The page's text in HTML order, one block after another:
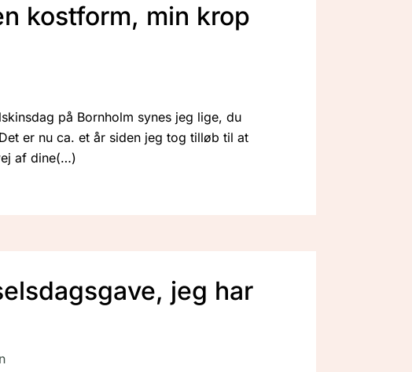
kostform, min krop
på Bornholm synes jeg lige, du
er nu ca. et år siden jeg tog tilløb til at
af dine
jeg har